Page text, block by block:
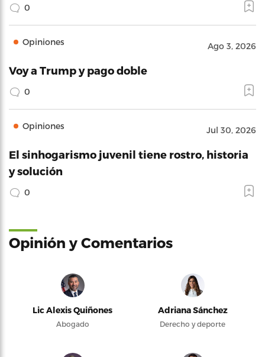
0
Opiniones Ago 3, 2026
Voy a Trump y pago doble
0
Opiniones Jul 30, 2026
El sinhogarismo juvenil tiene rostro, historia
y solución
0
Opinión y Comentarios
Lic Alexis Quiñones
Abogado
Adriana Sánchez
Derecho y deporte